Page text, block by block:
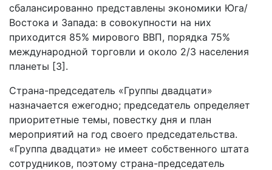
сбалансированно представлены экономики Юга/
Востока и Запада: в совокупности на них
приходится 85% мирового ВВП, порядка 75%
международной торговли и около 2/3 населения
планеты [3].
Страна-председатель «Группы двадцати»
назначается ежегодно; председатель определяет
приоритетные темы, повестку дня и план
мероприятий на год своего председательства.
«Группа двадцати» не имеет собственного штата
сотрудников, поэтому страна-председатель